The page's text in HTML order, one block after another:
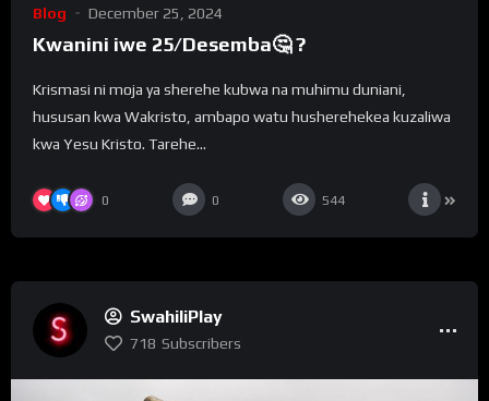
Blog December 25, 2024
Kwanini iwe 25/Desemba🤔 ?
Krismasi ni moja ya sherehe kubwa na muhimu duniani,
hususan kwa Wakristo, ambapo watu husherehekea kuzaliwa
kwa Yesu Kristo. Tarehe...
0 0 544
SwahiliPlay
718 Subscribers